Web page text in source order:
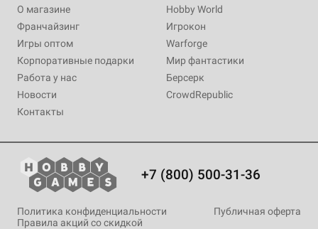
О магазине
Франчайзинг
Игры оптом
Корпоративные подарки
Работа у нас
Новости
Контакты
Hobby World
Игрокон
Warforge
Мир фантастики
Берсерк
CrowdRepublic
+7 (800) 500-31-36
Политика конфиденциальности
Публичная оферта
Правила акций со скидкой